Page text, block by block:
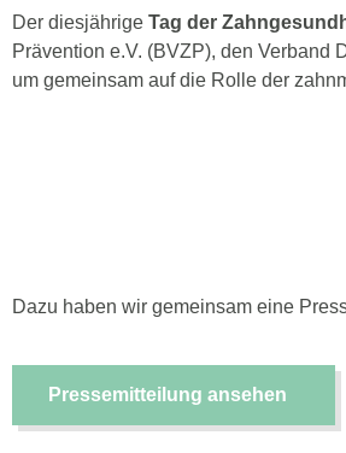
Der diesjährige Tag der
Prävention e.V. (BVZP), den Verband
um gemeinsam auf die Rolle der
Dazu haben wir gemeinsam eine
Pressemitteilung ansehen